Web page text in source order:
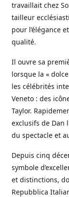
travaillait chez
tailleur
pour l’élégance
qualité.
Il ouvre sa
lorsque la «
les célébrités
Veneto : des
Taylor.
exclusifs de Dan
du spectacle et
Depuis cinq
symbole
et distinctions,
Repubblica